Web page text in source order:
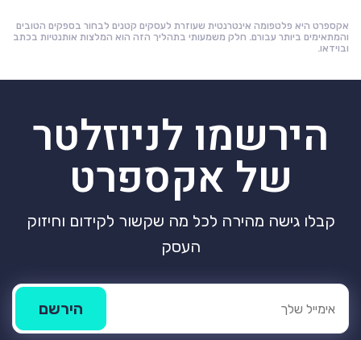
אקספרט היא פלטפומה אינטרנטית שעוזרת לעסקים קטנים לבחור בספקים הטובים
והמתאימים ביותר עבורם. חלק משמעותי בתהליך הזה הוא המלצות אותנטיות בכתב
ובוידאו.
הירשמו לניוזלטר
של אקספרט
קבלו גישה מהירה לכל מה שקשור לקידום וחיזוק
העסק